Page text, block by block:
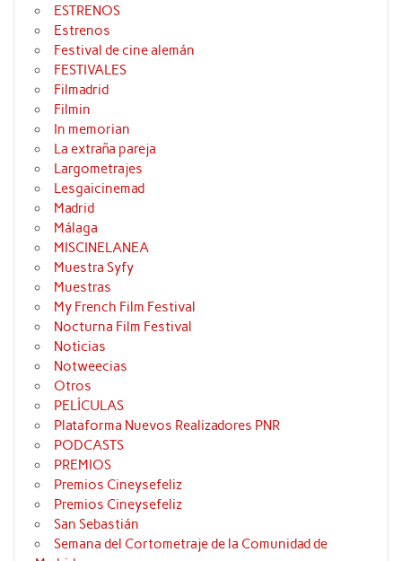
ESTRENOS
Estrenos
Festival de cine alemán
FESTIVALES
Filmadrid
Filmin
In memorian
La extraña pareja
Largometrajes
Lesgaicinemad
Madrid
Málaga
MISCINELANEA
Muestra Syfy
Muestras
My French Film Festival
Nocturna Film Festival
Noticias
Notweecias
Otros
PELÍCULAS
Plataforma Nuevos Realizadores PNR
PODCASTS
PREMIOS
Premios Cineysefeliz
Premios Cineysefeliz
San Sebastián
Semana del Cortometraje de la Comunidad de